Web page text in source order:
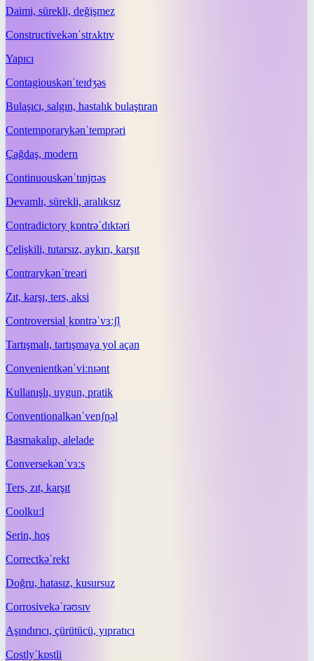
Daimi, sürekli, değişmez
Constructivekənˈstrʌktɪv
Yapıcı
Contagiouskənˈteɪdʒəs
Bulaşıcı, salgın, hastalık bulaştıran
Contemporarykənˈtemprəri
Çağdaş, modern
Continuouskənˈtɪnjʊəs
Devamlı, sürekli, aralıksız
Contradictory ˌkɒntrəˈdɪktəri
Çelişkili, tutarsız, aykırı, karşıt
Contrarykənˈtreəri
Zıt, karşı, ters, aksi
Controversial ˌkɒntrəˈvɜːʃl̩
Tartışmalı, tartışmaya yol açan
Convenientkənˈviːnɪənt
Kullanışlı, uygun, pratik
Conventionalkənˈvenʃn̩əl
Basmakalıp, alelade
Conversekənˈvɜːs
Ters, zıt, karşıt
Coolkuːl
Serin, hoş
Correctkəˈrekt
Doğru, hatasız, kusursuz
Corrosivekəˈrəʊsɪv
Aşındırıcı, çürütücü, yıpratıcı
Costlyˈkɒstli